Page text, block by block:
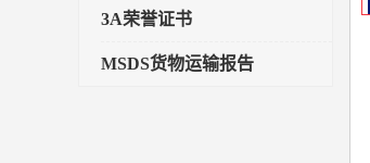
3A荣誉证书
MSDS货物运输报告